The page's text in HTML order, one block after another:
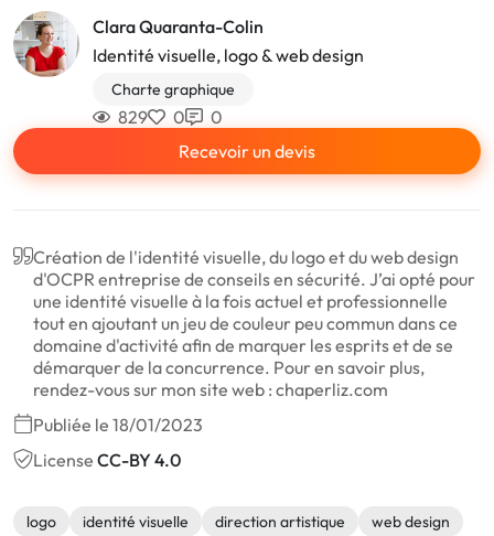
Clara Quaranta-Colin
Identité visuelle, logo & web design
Charte graphique
829 0
0
Recevoir un devis
Création de l'identité visuelle, du logo et du web design
d'OCPR entreprise de conseils en sécurité. J’ai opté pour
une identité visuelle à la fois actuel et professionnelle
tout en ajoutant un jeu de couleur peu commun dans ce
domaine d'activité afin de marquer les esprits et de se
démarquer de la concurrence. Pour en savoir plus,
rendez-vous sur mon site web : chaperliz.com
Publiée le 18/01/2023
License CC-BY 4.0
logo identité visuelle direction artistique
web design